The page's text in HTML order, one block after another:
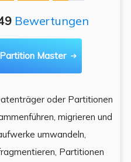
Bewertungen
Master 
oder Partitionen
migrieren und
umwandeln,
Partitionen